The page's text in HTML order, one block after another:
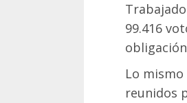
99.416
Lo
reunidos